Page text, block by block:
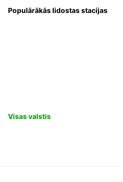
Populārākās lidostas stacijas
Visas valstis